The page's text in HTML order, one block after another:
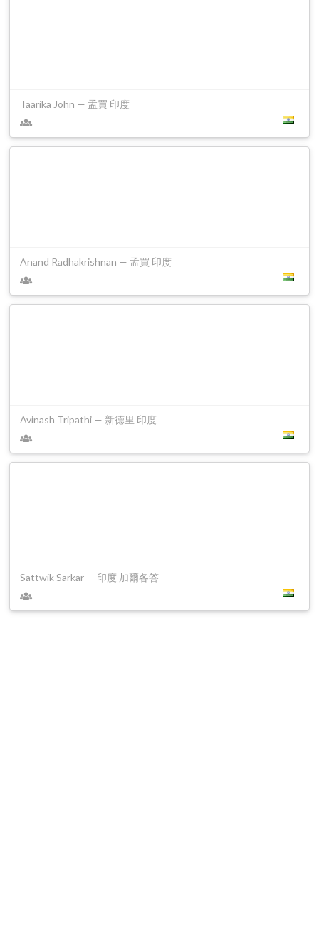
Taarika John — 孟買 印度
Anand Radhakrishnan — 孟買 印度
Avinash Tripathi — 新德里 印度
Sattwik Sarkar — 印度 加爾各答